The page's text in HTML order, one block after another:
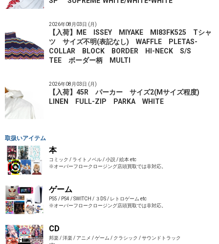
2026年08月03日 (月)
【入荷】ME ISSEY MIYAKE MI83FK525 Tシャ
ツ サイズ不明(表記なし) WAFFLE PLETAS-
COLLAR BLOCK BORDER HI-NECK S/S
TEE ボーダー柄 MULTI
2026年08月03日 (月)
【入荷】45R パーカー サイズ2(Mサイズ程度)
LINEN FULL-ZIP PARKA WHITE
取扱いアイテム
本
コミック / ライトノベル / 小説 / 絵本 etc
※オーバーフロークロージング店頭買取では非対応。
ゲーム
PS5 / PS4 / SWITCH / ３DS / レトロゲーム etc
※オーバーフロークロージング店頭買取では非対応。
CD
邦楽 / 洋楽 / アニメ / ゲーム / クラシック / サウンドトラック